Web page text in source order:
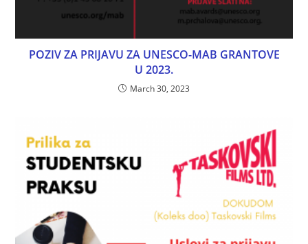
POZIV ZA PRIJAVU ZA UNESCO-MAB GRANTOVE
U 2023.
March 30, 2023